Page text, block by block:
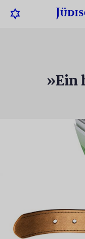
»Ein